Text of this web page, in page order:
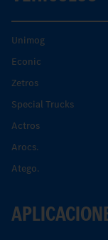
Unimog
Econic
Zetros
Special Trucks
Actros
Arocs.
Atego.